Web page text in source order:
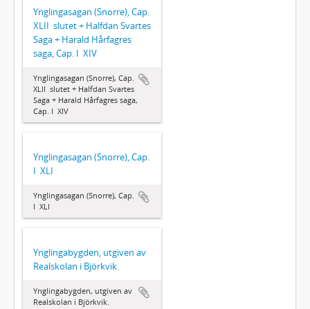
Ynglingasagan (Snorre), Cap.
XLII  slutet + Halfdan Svartes
Saga + Harald Hårfagres
saga, Cap. I  XIV
Ynglingasagan (Snorre), Cap.
XLII  slutet + Halfdan Svartes
Saga + Harald Hårfagres saga,
Cap. I  XIV
Ynglingasagan (Snorre), Cap.
I  XLI
Ynglingasagan (Snorre), Cap.
I  XLI
Ynglingabygden, utgiven av
Realskolan i Björkvik.
Ynglingabygden, utgiven av
Realskolan i Björkvik.